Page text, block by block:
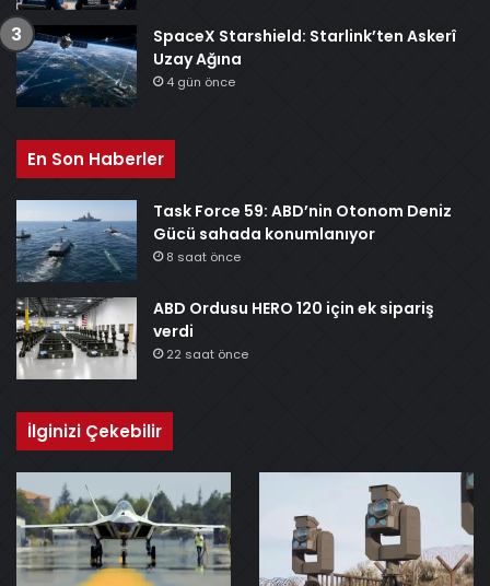
SpaceX Starshield: Starlink’ten Askerî
Uzay Ağına
4 gün önce
En Son Haberler
Task Force 59: ABD’nin Otonom Deniz
Gücü sahada konumlanıyor
8 saat önce
ABD Ordusu HERO 120 için ek sipariş
verdi
22 saat önce
İlginizi Çekebilir